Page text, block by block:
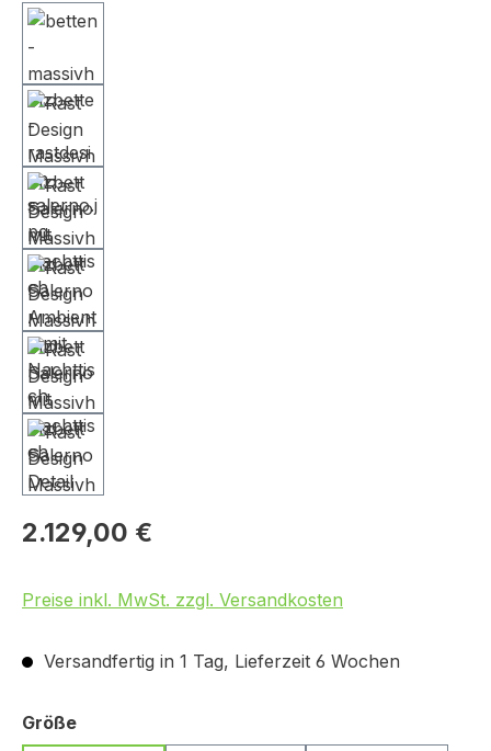
2.129,00 €
Preise inkl. MwSt. zzgl. Versandkosten
Versandfertig in 1 Tag, Lieferzeit 6 Wochen
Größeauswählen